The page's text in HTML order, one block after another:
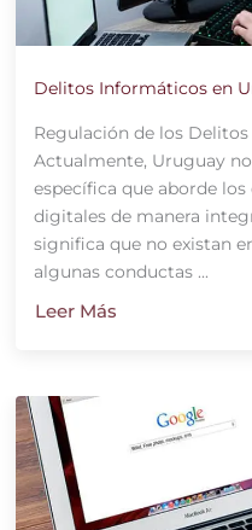
Delitos Informáticos en
Regulación de los
Actualmente, Uruguay
específica que aborde
digitales de manera
significa que no existan
algunas conductas ...
Leer Más